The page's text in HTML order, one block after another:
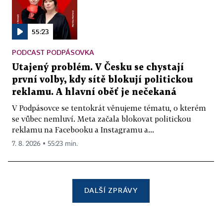
55:23
PODCAST PODPÁSOVKA
Utajený problém. V Česku se chystají
první volby, kdy sítě blokují politickou
reklamu. A hlavní oběť je nečekaná
V Podpásovce se tentokrát věnujeme tématu, o kterém
se vůbec nemluví. Meta začala blokovat politickou
reklamu na Facebooku a Instagramu a...
7. 8. 2026 ▪ 55:23 min.
DALŠÍ ZPRÁVY